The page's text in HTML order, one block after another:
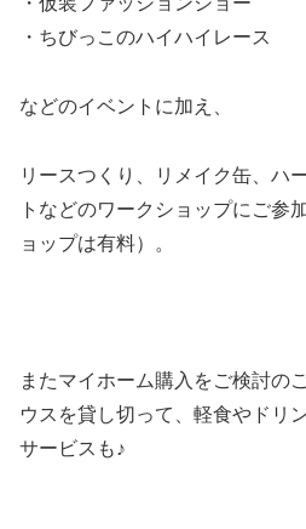
・ちびっこのハイハイレース
などのイベントに加え、
リースつくり、リメイク缶、ハ
トなどのワークショップにご参
ョップは有料）。
またマイホーム購入をご検討の
ウスを貸し切って、軽食やドリ
サービスも♪